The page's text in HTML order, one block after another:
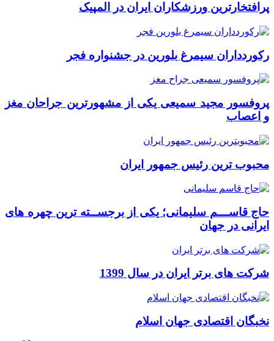
پرافتخارترین ورزشکاران ایران در المپیک
رکوردداران سیمرغ بلورین در جشنواره فجر
پروفسور مجید سمیعی یکی از مشهورترین جراحان مغز
و اعصاب
محبوب ترین رئیس جمهور ایران
حاج قاســـم سلیمانی؛ یکی از برجســته ترین چهره های
ایرانی در جهان
شرکت های برتر ایران در سال 1399
نخبگان اقتصادی جهان اسلام